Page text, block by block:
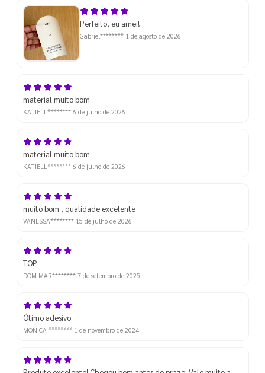
Perfeito, eu amei!
Gabriel******** 1 de agosto de 2026
material muito bom
KATIELL******** 6 de julho de 2026
material muito bom
KATIELL******** 6 de julho de 2026
muito bom , qualidade excelente
VANESSA******** 15 de julho de 2026
TOP
DOM MAR******** 7 de setembro de 2025
Ótimo adesivo
MONICA ******** 1 de novembro de 2024